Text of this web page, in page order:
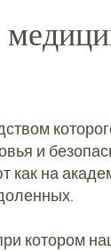
и
на
котором